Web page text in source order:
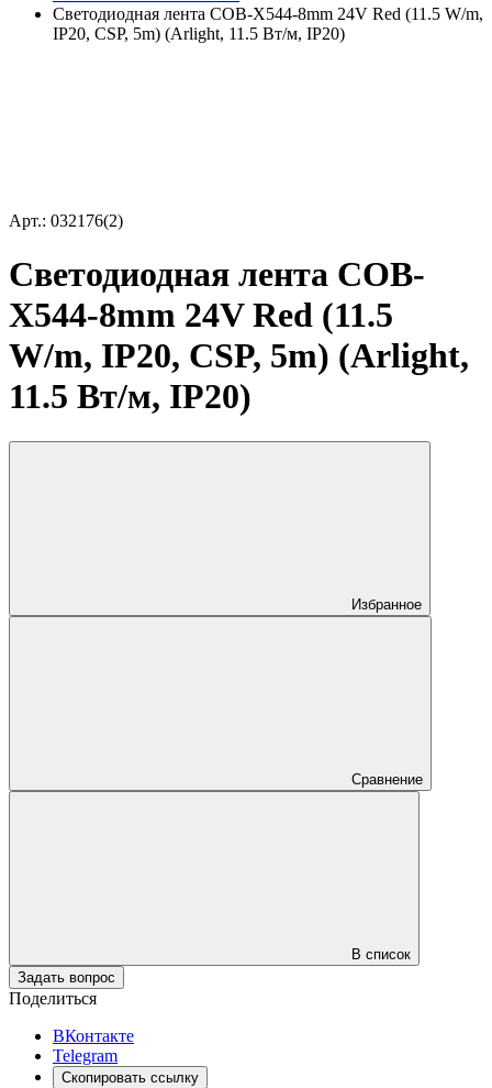
Светодиодная лента COB-X544-8mm 24V Red (11.5 W/m,
IP20, CSP, 5m) (Arlight, 11.5 Вт/м, IP20)
Арт.: 032176(2)
Светодиодная лента COB-
X544-8mm 24V Red (11.5
W/m, IP20, CSP, 5m) (Arlight,
11.5 Вт/м, IP20)
Избранное
Сравнение
В список
Задать вопрос
Поделиться
ВКонтакте
Telegram
Скопировать ссылку